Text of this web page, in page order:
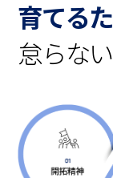
育てる
怠らな